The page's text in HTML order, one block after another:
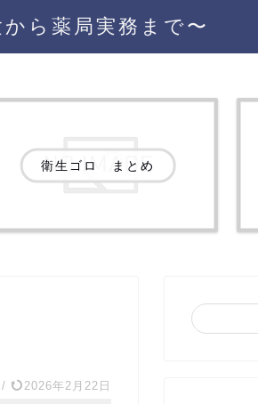
ら薬局実務まで〜
衛生ゴロ まとめ
/ 2026年2月22日